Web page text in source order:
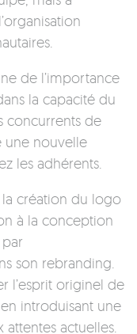
de l’importance
la capacité du
concurrents de
une nouvelle
les adhérents.
la création du logo
à la conception
son rebranding.
l’esprit originel de
introduisant une
actuelles.